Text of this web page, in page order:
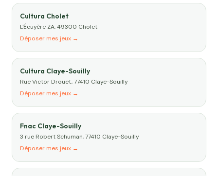
Cultura Cholet
L'Écuyère ZA, 49300 Cholet
Déposer mes jeux →
Cultura Claye-Souilly
Rue Victor Drouet, 77410 Claye-Souilly
Déposer mes jeux →
Fnac Claye-Souilly
3 rue Robert Schuman, 77410 Claye-Souilly
Déposer mes jeux →